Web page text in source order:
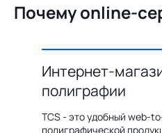
Почему online-
Интернет-
полиграфии
TCS - это удобный web-
полиграфической